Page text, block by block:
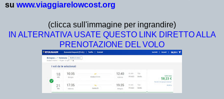
su www.viaggiarelowcost.org
(clicca sull'immagine per ingrandire)
IN ALTERNATIVA USATE QUESTO LINK DIRETTO ALLA
PRENOTAZIONE DEL VOLO